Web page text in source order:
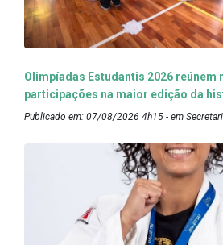
Olimpíadas Estudantis 2026 reúnem
participações na maior edição da
Publicado em: 07/08/2026 4h15 - em